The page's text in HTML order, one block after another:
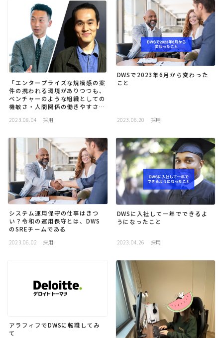
「エンタープライズな規模感の案
件の携われる環境がありつつも、
ベンチャーのような組織としての
機敏さ・人間関係の働きやすさを
ュー Vol.4
2023.08.04 採用
DWSで2023年6月から変わった
こと
2023.06.20 採用
システム運用保守の仕事はきつ
い？令和の運用保守とは、DWS
のSREチームである
2023.06.02 採用
DWSに入社して一年でできるよ
うになったこと
2023.04.26 採用
アラフィフでDWSに転職してみ
て